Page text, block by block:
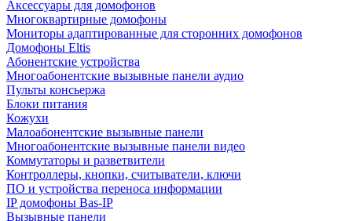
Аксессуары для домофонов
Многоквартирные домофоны
Мониторы адаптированные для сторонних домофонов
Домофоны Eltis
Абонентские устройства
Многоабонентские вызывные панели аудио
Пульты консьержа
Блоки питания
Кожухи
Малоабонентские вызывные панели
Многоабонентские вызывные панели видео
Коммутаторы и разветвители
Контроллеры, кнопки, считыватели, ключи
ПО и устройства переноса информации
IP домофоны Bas-IP
Вызывные панели